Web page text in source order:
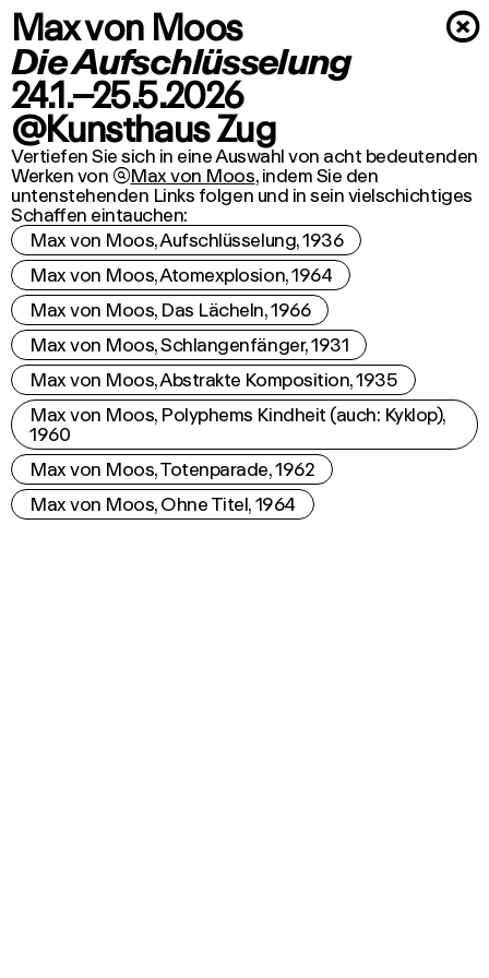
×
Max von Moos
Die Aufschlüsselung
24.1.–25.5.2026
@Kunsthaus Zug
Vertiefen Sie sich in eine Auswahl von acht bedeutenden
Werken von Max von Moos, indem Sie den
untenstehenden Links folgen und in sein vielschichtiges
Schaffen eintauchen:
Max von Moos, Aufschlüsselung, 1936
Max von Moos, Atomexplosion, 1964
Max von Moos, Das Lächeln, 1966
Max von Moos, Schlangenfänger, 1931
Max von Moos, Abstrakte Komposition, 1935
Max von Moos, Polyphems Kindheit (auch: Kyklop),
1960
Max von Moos, Totenparade, 1962
Max von Moos, Ohne Titel, 1964